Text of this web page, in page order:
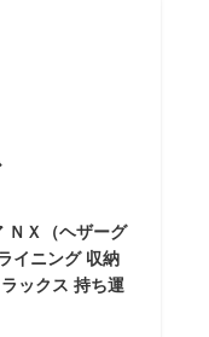
ＮＸ（ヘザーグ
イニング 収納
ックス 持ち運